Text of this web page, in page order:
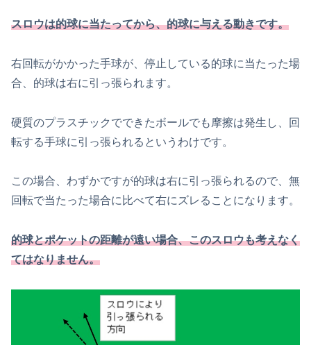
スロウは的球に当たってから、的球に与える動きです。
右回転がかかった手球が、停止している的球に当たった場
合、的球は右に引っ張られます。
硬質のプラスチックでできたボールでも摩擦は発生し、回
転する手球に引っ張られるというわけです。
この場合、わずかですが的球は右に引っ張られるので、無
回転で当たった場合に比べて右にズレることになります。
的球とポケットの距離が遠い場合、このスロウも考えなく
てはなりません。